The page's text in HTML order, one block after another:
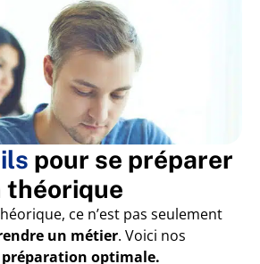
pour se préparer
théorique
ce n’est pas seulement
un métier. Voici nos
préparation optimale.